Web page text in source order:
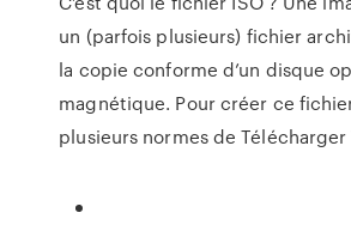
un (parfois plusieurs) fichier
la copie conforme d’un disque
magnétique. Pour créer ce
plusieurs normes de Télécharger